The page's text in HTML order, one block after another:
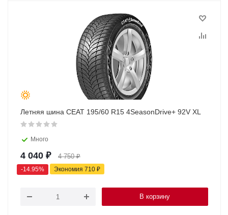
Летняя шина CEAT 195/60 R15 4SeasonDrive+ 92V XL
Много
4 040 ₽ 4 750₽
-14.95% Экономия 710 ₽
В корзину